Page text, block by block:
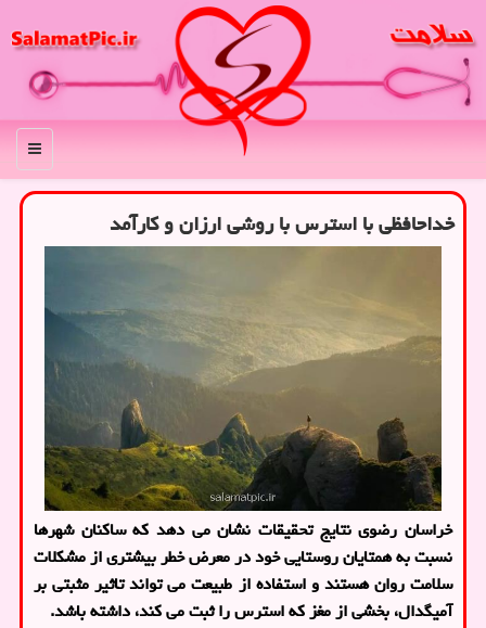
منو
خداحافظی با استرس با روشی ارزان و کارآمد
خراسان رضوی نتایج تحقیقات نشان می دهد که ساکنان شهرها
نسبت به همتایان روستایی خود در معرض خطر بیشتری از مشکلات
سلامت روان هستند و استفاده از طبیعت می تواند تاثیر مثبتی بر
آمیگدال، بخشی از مغز که استرس را ثبت می کند، داشته باشد.